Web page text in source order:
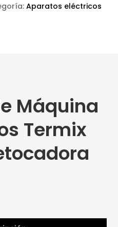
Aparatos eléctricos
Máquina
Termix